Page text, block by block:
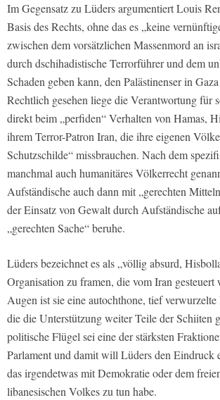
Im Gegensatz zu Lüders argumentiert Louis
Basis des Rechts, ohne das es „keine
zwischen dem vorsätzlichen Massenmord an
durch dschihadistische Terrorführer und dem
Schaden geben kann, den Palästinenser in
Rechtlich gesehen liege die Verantwortung für
direkt beim „perfiden“ Verhalten von Hamas,
ihrem Terror-Patron Iran, die ihre eigenen
Schutzschilde“ missbrauchen. Nach dem
manchmal auch humanitäres Völkerrecht
Aufständische auch dann mit „gerechten
der Einsatz von Gewalt durch Aufständische
„gerechten Sache“ beruhe.
Lüders bezeichnet es als „völlig absurd,
Organisation zu framen, die vom Iran gesteuert
Augen ist sie eine autochthone, tief verwurzelte
die die Unterstützung weiter Teile der Schiiten
politische Flügel sei eine der stärksten
Parlament und damit will Lüders den Eindruck
das irgendetwas mit Demokratie oder dem
libanesischen Volkes zu tun habe.